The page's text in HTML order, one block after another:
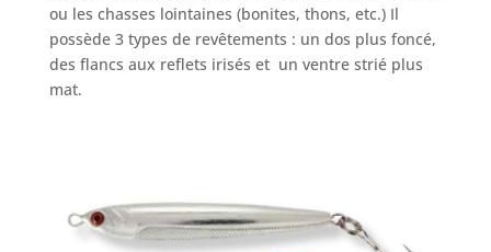
ou les chasses lointaines (bonites, thons, etc.) Il
possède 3 types de revêtements : un dos plus foncé,
des flancs aux reflets irisés et un ventre strié plus
mat.